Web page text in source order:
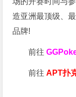
造亚洲最顶级、
品牌!
前往
前往 APT扑